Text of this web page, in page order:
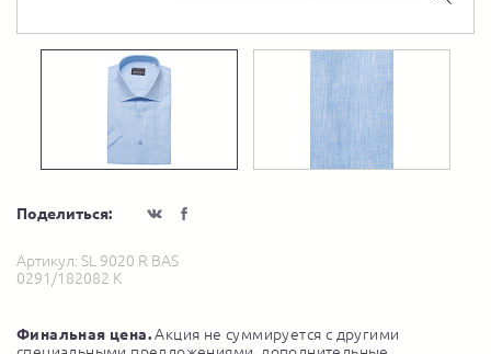
Поделиться:
Артикул: SL 9020 R BAS
0291/182082 K
Финальная цена.Акция не суммируется с другими